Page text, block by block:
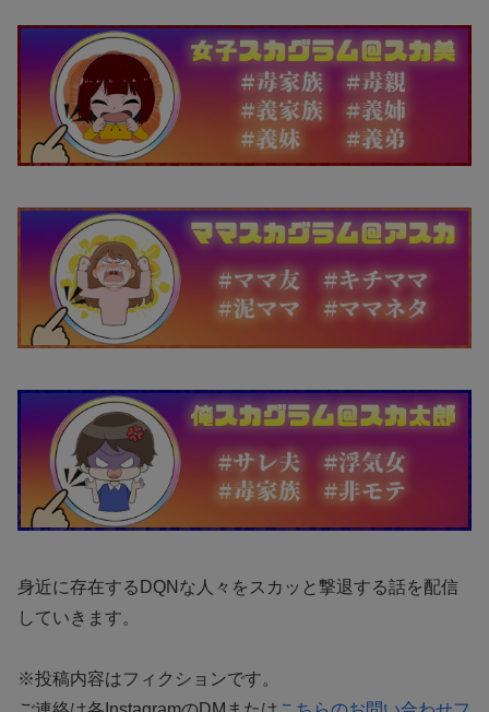
身近に存在するDQNな人々をスカッと撃退する話を配信
していきます。
※投稿内容はフィクションです。